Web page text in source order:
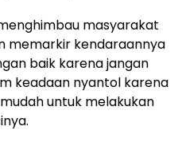
masyarakat
memarkir kendaraannya
baik karena jangan
keadaan nyantol karena
untuk melakukan